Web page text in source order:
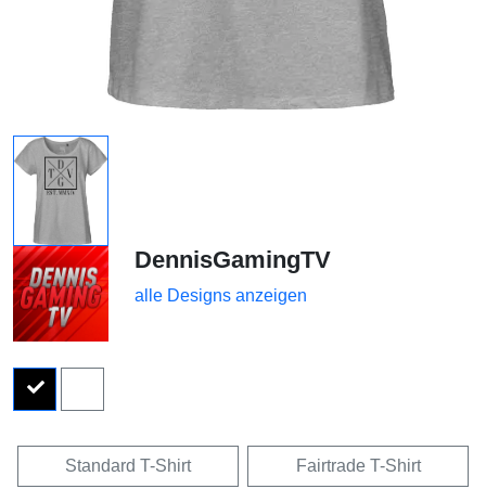
DennisGamingTV
alle Designs anzeigen
Standard T-Shirt Fairtrade T-Shirt